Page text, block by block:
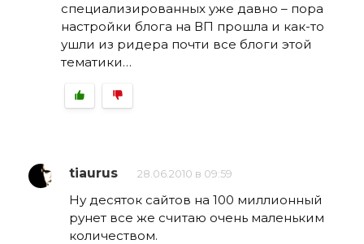
специализированных уже давно – пора
настройки блога на ВП прошла и как-то
ушли из ридера почти все блоги этой
тематики…
tiaurus 28.06.2010 в 09:59
Ну десяток сайтов на 100 миллионный
рунет все же считаю очень маленьким
количеством.